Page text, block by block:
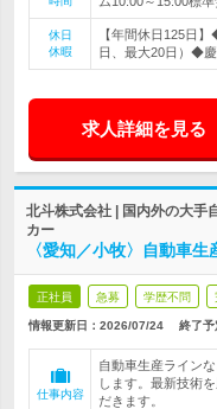
休日
休暇
【年間休日125日
日、最大20日）◆
求人詳細を見る
北斗株式会社 | 国内外の大手
カー
〈愛知／小牧〉自動車
正社員 急募 学歴不問
情報更新日：2026/07/24 終了予
仕事内容
自動車生産ライン
します。最新技術
だきます。